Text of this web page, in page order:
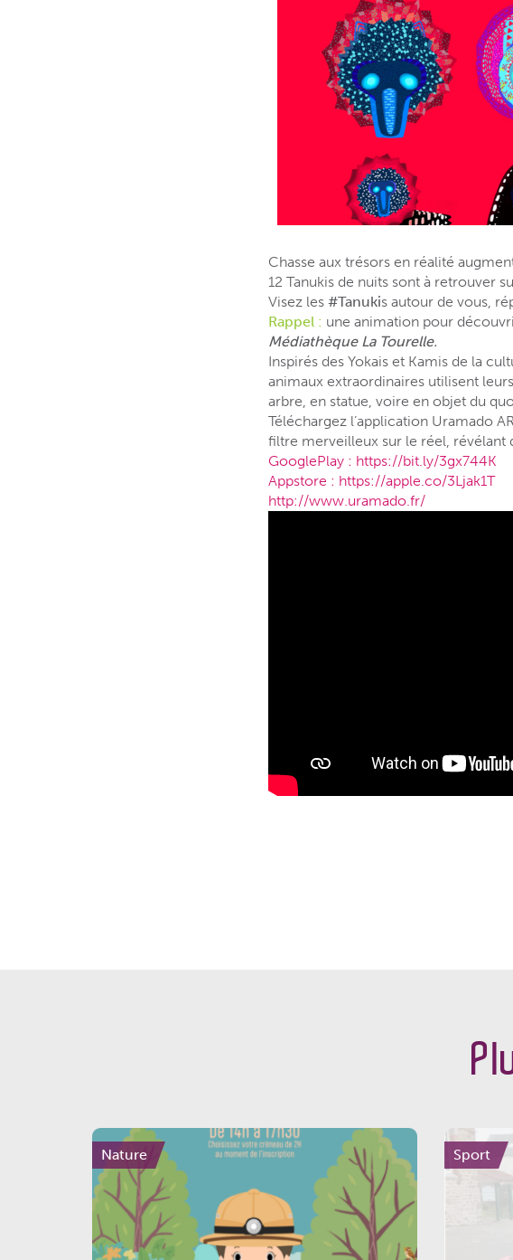
Chasse aux trésors en réalité
12 Tanukis de nuits sont à retrouver
Visez les #Tanukis autour de vous,
Rappel : une animation pour
Médiathèque La Tourelle.
Inspirés des Yokais et Kamis de la
animaux extraordinaires utilisent
arbre, en statue, voire en objet du
Téléchargez l’application Uramado
filtre merveilleux sur le réel, révélant
GooglePlay : https://bit.ly/3gx744K
Appstore : https://apple.co/3Ljak1T
http://www.uramado.fr/
Nature Sport